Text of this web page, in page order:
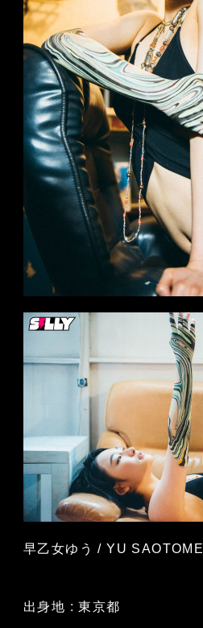
早乙女ゆう / YU SAOTOME
出身地 : 東京都